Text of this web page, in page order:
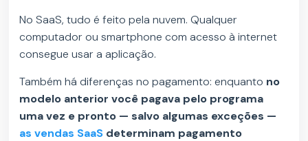
No SaaS, tudo é feito pela nuvem. Qualquer
computador ou smartphone com acesso à internet
consegue usar a aplicação.
Também há diferenças no pagamento: enquanto no
modelo anterior você pagava pelo programa
uma vez e pronto — salvo algumas exceções —
as vendas SaaS determinam pagamento